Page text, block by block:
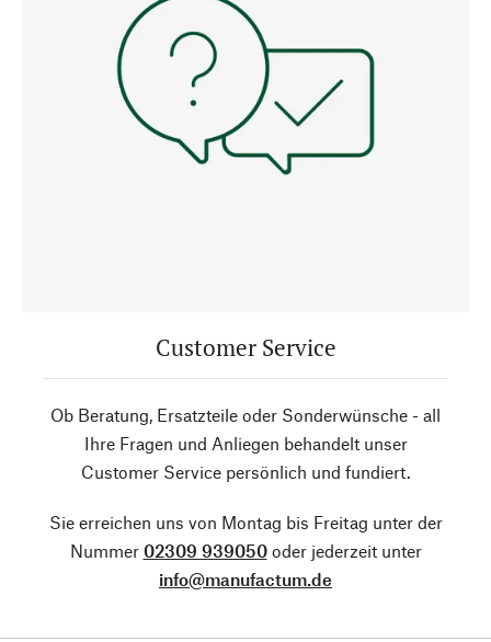
Customer Service
Ob Beratung, Ersatzteile oder Sonderwünsche - all
Ihre Fragen und Anliegen behandelt unser
Customer Service persönlich und fundiert.
Sie erreichen uns von Montag bis Freitag unter der
Nummer 02309 939050oder jederzeit unter
info@manufactum.de